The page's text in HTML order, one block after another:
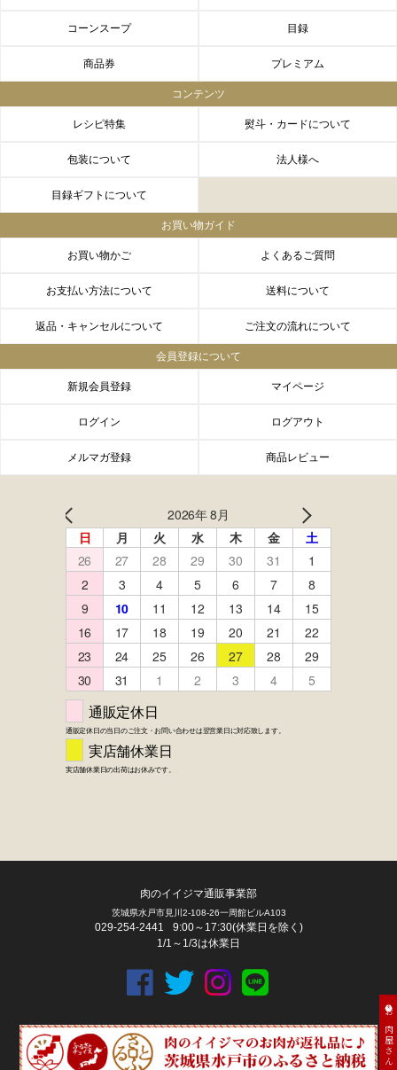
FACEBOOK twitter instagram
お肉屋さん
コーンスープ 目録
商品券 プレミアム
コンテンツ
レシピ特集 熨斗・カードについて
包装について 法人様へ
目録ギフトについて
お買い物ガイド
お買い物かご よくあるご質問
お支払い方法について 送料について
返品・キャンセルについて ご注文の流れについて
会員登録について
新規会員登録 マイページ
ログイン ログアウト
メルマガ登録 商品レビュー
肉のイイジマ通販事業部
茨城県水戸市見川2-108-26一周館ビルA103
029-254-2441
9:00～17:30(休業日を除く)
1/1～1/3は休業日